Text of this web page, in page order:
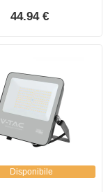
44.94 €
Disponibile